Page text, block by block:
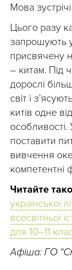
Мова
Цього разу
запрошують
присвячену
– китам. Під
дорослі
світ і
китів одне
поставити
вивчення
компетентні
Читайте
української
всесвітньої
для 10–11
Афіша: ГО